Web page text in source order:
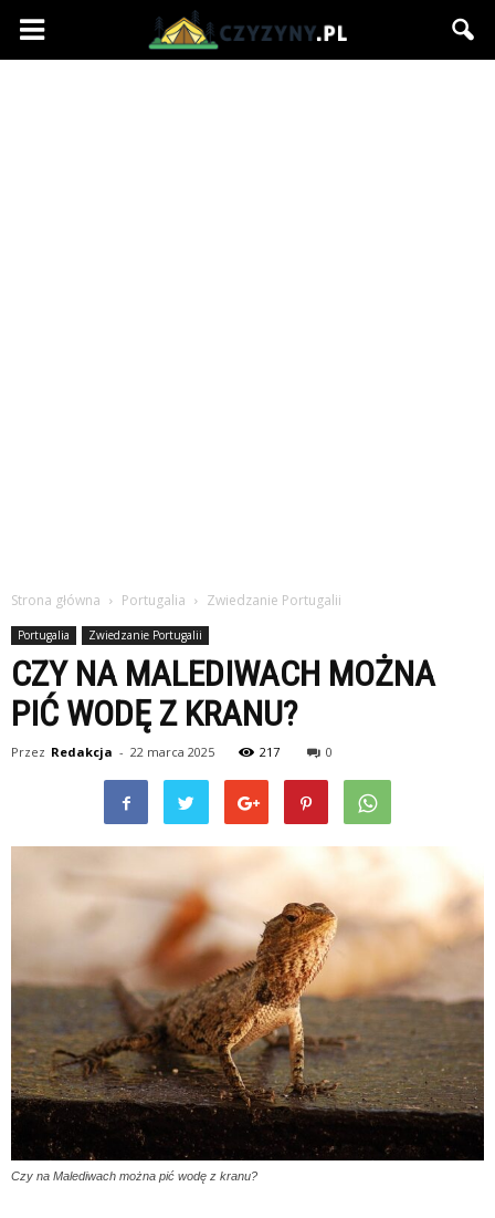
Czyzyny.pl
Strona główna Portugalia Zwiedzanie Portugalii
Portugalia Zwiedzanie Portugalii
CZY NA MALEDIWACH MOŻNA
PIĆ WODĘ Z KRANU?
Przez Redakcja - 22 marca 2025 217 0
Czy na Malediwach można pić wodę z kranu?